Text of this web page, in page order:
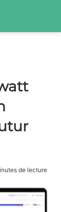
de lecture